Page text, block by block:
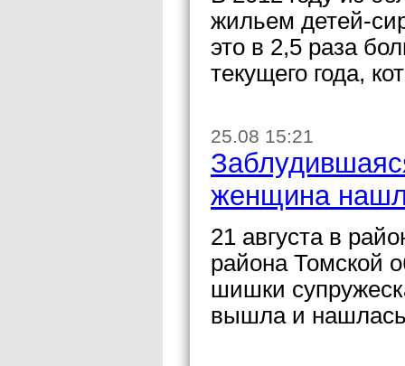
жильем детей-
это в 2,5 раза
текущего года,
25.08 15:21
женщина
21 августа в
района Томской
шишки
вышла и